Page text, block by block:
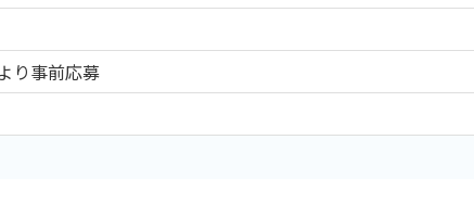
り事前応募